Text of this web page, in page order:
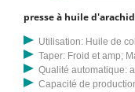
presse à huile
Utilisation: Huile de
Taper: Froid et amp;
Qualité automatique:
Capacité de